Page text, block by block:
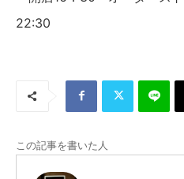
22:30
この記事を書いた人